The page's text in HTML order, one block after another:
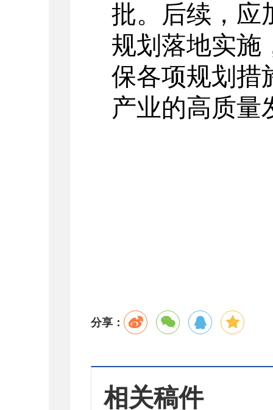
批。后续，应
规划落地实施
保各项规划措
产业的高质量
分享：
相关稿件